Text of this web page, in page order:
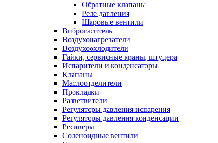
Обратные клапаны
Реле давления
Шаровые вентили
Виброгаситель
Воздухонагреватели
Воздухоохлодители
Гайки, сервисные краны, штуцера
Испарители и конденсаторы
Клапаны
Маслоотделители
Прокладки
Разветвители
Регуляторы давления испарения
Регуляторы давления конденсации
Ресиверы
Соленоидные вентили